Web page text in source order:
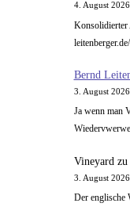
4. August 2026
Konsolidierter
Bernd
3. August 2026
Ja wenn man
Vineyard zu
3. August 2026
Der englische